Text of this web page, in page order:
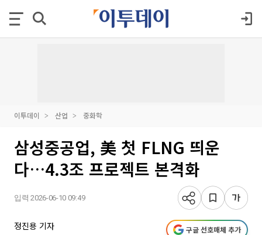
이투데이 산업 중화학
삼성중공업, 美 첫 FLNG 띄운
다…4.3조 프로젝트 본격화
입력 2026-06-10 09:49
정진용 기자 구글 선호매체 추가